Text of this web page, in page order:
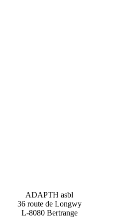
ADAPTH asbl
36 route de Longwy
L-8080 Bertrange